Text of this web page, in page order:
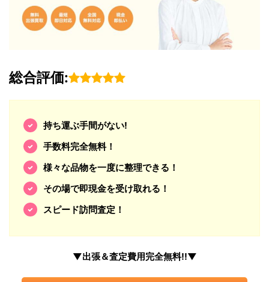
総合評価:
持ち運ぶ手間がない!
手数料完全無料！
様々な品物を一度に整理できる！
その場で即現金を受け取れる！
スピード訪問査定！
▼出張＆査定費用完全無料!!▼